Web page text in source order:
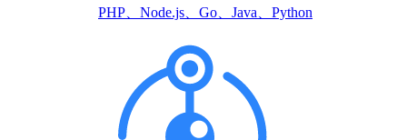
PHP、Node.js、Go、Java、Python